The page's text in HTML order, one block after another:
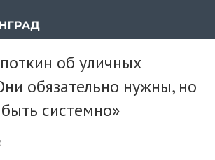
об уличных
обязательно нужны, но
системно»